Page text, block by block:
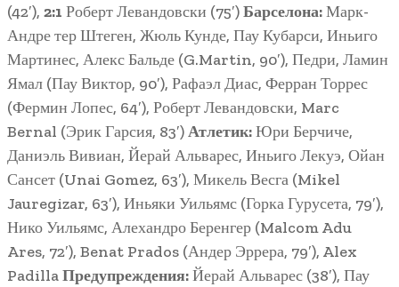
(42′), 2:1 Роберт Левандовски (75′)Барселона:Марк-
Андре тер Штеген, Жюль Кунде, Пау Кубарси, Иньиго
Мартинес, Алекс Бальде (G.Martin, 90′), Педри, Ламин
Ямал (Пау Виктор, 90′), Рафаэл Диас, Ферран Торрес
(Фермин Лопес, 64′), Роберт Левандовски, Marc
Bernal (Эрик Гарсия, 83′)Атлетик:Юри Берчиче,
Даниэль Вивиан, Йерай Альварес, Иньиго Лекуэ, Ойан
Сансет (Unai Gomez, 63′), Микель Весга (Mikel
Jauregizar, 63′), Иньяки Уильямс (Горка Гурусета, 79′),
Нико Уильямс, Алехандро Беренгер (Malcom Adu
Ares, 72′), Benat Prados (Андер Эррера, 79′), Alex
PadillaПредупреждения:Йерай Альварес (38′), Пау